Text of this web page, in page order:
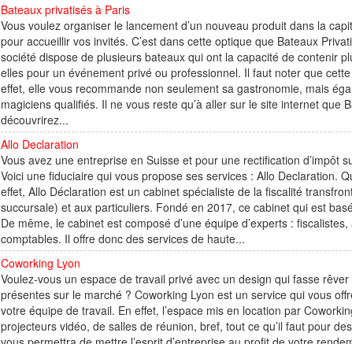
Bateaux privatisés à Paris
Vous voulez organiser le lancement d’un nouveau produit dans la
pour accueillir vos invités. C’est dans cette optique que Bateaux
société dispose de plusieurs bateaux qui ont la capacité de contenir
elles pour un événement privé ou professionnel. Il faut noter que
effet, elle vous recommande non seulement sa gastronomie, mais
magiciens qualifiés. Il ne vous reste qu’à aller sur le site internet que
découvrirez...
Allo Declaration
Vous avez une entreprise en Suisse et pour une rectification d’impôt
Voici une fiduciaire qui vous propose ses services : Allo Declaration.
effet, Allo Déclaration est un cabinet spécialiste de la fiscalité
succursale) et aux particuliers. Fondé en 2017, ce cabinet qui est
De même, le cabinet est composé d’une équipe d’experts :
comptables. Il offre donc des services de haute...
Coworking Lyon
Voulez-vous un espace de travail privé avec un design qui fasse
présentes sur le marché ? Coworking Lyon est un service qui vous
votre équipe de travail. En effet, l’espace mis en location par
projecteurs vidéo, de salles de réunion, bref, tout ce qu’il faut pour